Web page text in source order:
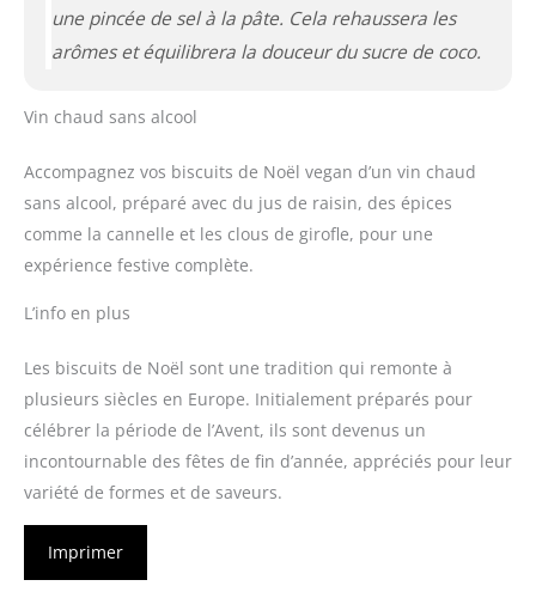
une pincée de sel à la pâte. Cela rehaussera les
arômes et équilibrera la douceur du sucre de coco.
Vin chaud sans alcool
Accompagnez vos biscuits de Noël vegan d’un vin chaud
sans alcool, préparé avec du jus de raisin, des épices
comme la cannelle et les clous de girofle, pour une
expérience festive complète.
L’info en plus
Les biscuits de Noël sont une tradition qui remonte à
plusieurs siècles en Europe. Initialement préparés pour
célébrer la période de l’Avent, ils sont devenus un
incontournable des fêtes de fin d’année, appréciés pour leur
variété de formes et de saveurs.
Imprimer